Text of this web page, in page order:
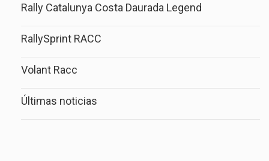
Rally Catalunya Costa Daurada Legend
RallySprint RACC
Volant Racc
Últimas noticias